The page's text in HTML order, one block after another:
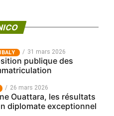
31 mars 2026
publique des
26 mars 2026
Ouattara, les résultats
diplomate exceptionnel